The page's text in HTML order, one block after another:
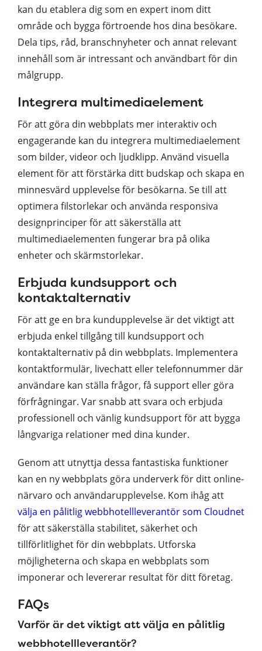
kan du etablera dig som en expert inom ditt
område och bygga förtroende hos dina besökare.
Dela tips, råd, branschnyheter och annat relevant
innehåll som är intressant och användbart för din
målgrupp.
Integrera multimediaelement
För att göra din webbplats mer interaktiv och
engagerande kan du integrera multimediaelement
som bilder, videor och ljudklipp. Använd visuella
element för att förstärka ditt budskap och skapa en
minnesvärd upplevelse för besökarna. Se till att
optimera filstorlekar och använda responsiva
designprinciper för att säkerställa att
multimediaelementen fungerar bra på olika
enheter och skärmstorlekar.
Erbjuda kundsupport och
kontaktalternativ
För att ge en bra kundupplevelse är det viktigt att
erbjuda enkel tillgång till kundsupport och
kontaktalternativ på din webbplats. Implementera
kontaktformulär, livechatt eller telefonnummer där
användare kan ställa frågor, få support eller göra
förfrågningar. Var snabb att svara och erbjuda
professionell och vänlig kundsupport för att bygga
långvariga relationer med dina kunder.
Genom att utnyttja dessa fantastiska funktioner
kan en ny webbplats göra underverk för ditt online-
närvaro och användarupplevelse. Kom ihåg att
välja en pålitlig webbhotellleverantör som Cloudnet
för att säkerställa stabilitet, säkerhet och
tillförlitlighet för din webbplats. Utforska
möjligheterna och skapa en webbplats som
imponerar och levererar resultat för ditt företag.
FAQs
Varför är det viktigt att välja en pålitlig
webbhotellleverantör?